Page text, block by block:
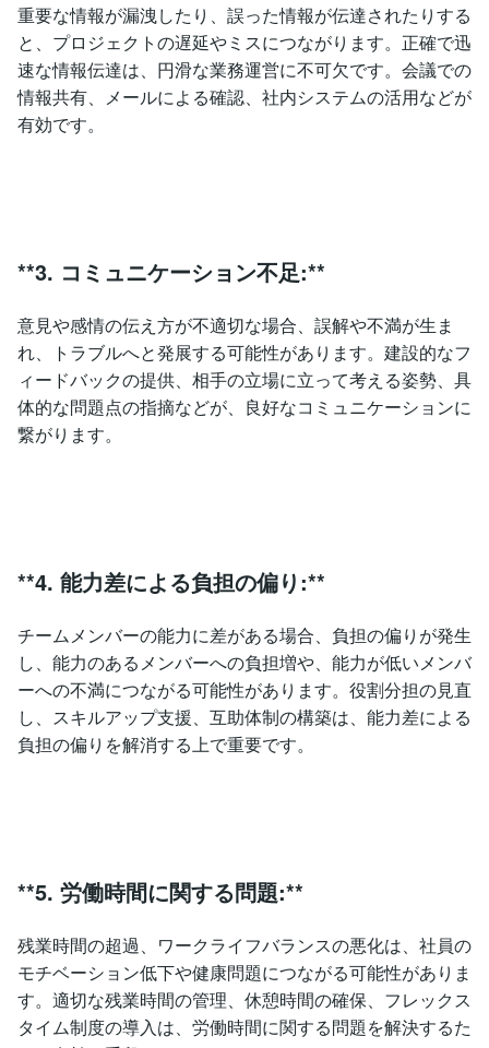
重要な情報が漏洩したり、誤った情報が伝達されたりする
と、プロジェクトの遅延やミスにつながります。正確で迅
速な情報伝達は、円滑な業務運営に不可欠です。会議での
情報共有、メールによる確認、社内システムの活用などが
有効です。
**3. コミュニケーション不足:**
意見や感情の伝え方が不適切な場合、誤解や不満が生ま
れ、トラブルへと発展する可能性があります。建設的なフ
ィードバックの提供、相手の立場に立って考える姿勢、具
体的な問題点の指摘などが、良好なコミュニケーションに
繋がります。
**4. 能力差による負担の偏り:**
チームメンバーの能力に差がある場合、負担の偏りが発生
し、能力のあるメンバーへの負担増や、能力が低いメンバ
ーへの不満につながる可能性があります。役割分担の見直
し、スキルアップ支援、互助体制の構築は、能力差による
負担の偏りを解消する上で重要です。
**5. 労働時間に関する問題:**
残業時間の超過、ワークライフバランスの悪化は、社員の
モチベーション低下や健康問題につながる可能性がありま
す。適切な残業時間の管理、休憩時間の確保、フレックス
タイム制度の導入は、労働時間に関する問題を解決するた